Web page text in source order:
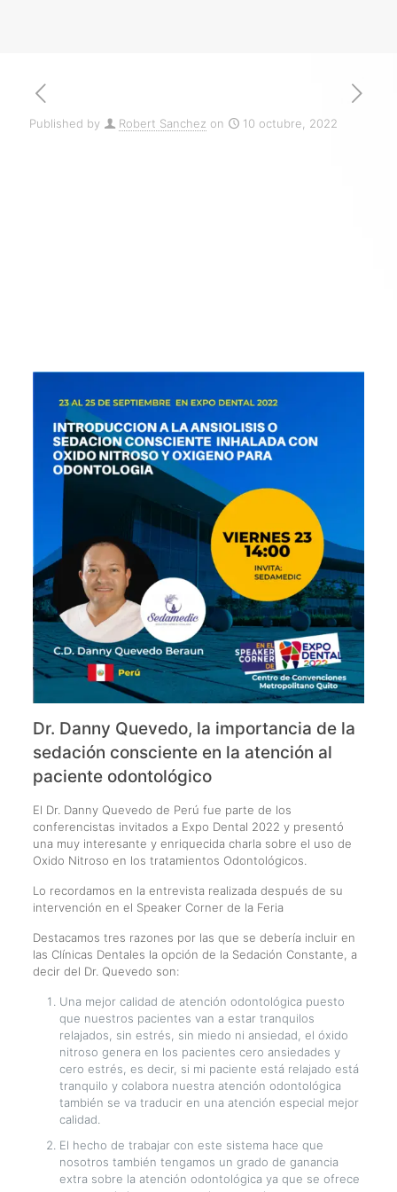
Published by Robert Sanchez on 10 octubre, 2022
Dr. Danny Quevedo, la importancia de la
sedación consciente en la atención al
paciente odontológico
El Dr. Danny Quevedo de Perú fue parte de los
conferencistas invitados a Expo Dental 2022 y presentó
una muy interesante y enriquecida charla sobre el uso de
Oxido Nitroso en los tratamientos Odontológicos.
Lo recordamos en la entrevista realizada después de su
intervención en el Speaker Corner de la Feria
Destacamos tres razones por las que se debería incluir en
las Clínicas Dentales la opción de la Sedación Constante, a
decir del Dr. Quevedo son:
Una mejor calidad de atención odontológica puesto
que nuestros pacientes van a estar tranquilos
relajados, sin estrés, sin miedo ni ansiedad, el óxido
nitroso genera en los pacientes cero ansiedades y
cero estrés, es decir, si mi paciente está relajado está
tranquilo y colabora nuestra atención odontológica
también se va traducir en una atención especial mejor
calidad.
El hecho de trabajar con este sistema hace que
nosotros también tengamos un grado de ganancia
extra sobre la atención odontológica ya que se ofrece